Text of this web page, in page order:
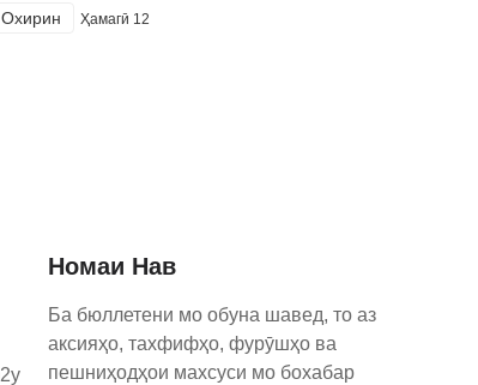
Охирин Ҳамагӣ 12
Номаи Нав
Ба бюллетени мо обуна шавед, то аз
аксияҳо, тахфифҳо, фурӯшҳо ва
пешниҳодҳои махсуси мо бохабар